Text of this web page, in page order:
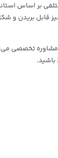
بر اساس
نیز قابل بریدن و
تخصصی